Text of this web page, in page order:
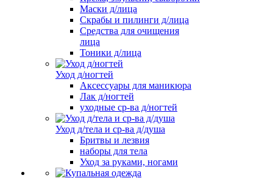
Маски д/лица
Скрабы и пилинги д/лица
Средства для очищения
лица
Тоники д/лица
Уход д/ногтей
Аксессуары для маникюра
Лак д/ногтей
уходные ср-ва д/ногтей
Уход д/тела и ср-ва д/душа
Бритвы и лезвия
наборы для тела
Уход за руками, ногами